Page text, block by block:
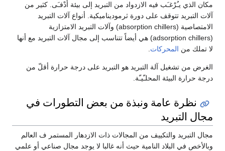
مكان الذي يـُرْغـَب فيه الازدواد من التبريد إلى بيئة أَدْفـَى. كثير من
آلات التبريد تتوقف على دورة ثرموديناميكية. أنواع آلات التبريد
الامتصاصية (absorption chillers) وآلات التبريد الامتزازية
(adsorption chillers) هي أيضاً تتناسب إلى مجال آلات التبريد مع أنها
لا تملك من المحركات.
الغرض من تشغيل آلة التبريد هو التبريد على درجة حرارة أقلّ من
درجة حرارة البيئة المحلـّيـّة.
نظرة عامة ونبذة من بعض التطورات في
مجال التبريد
مجال التبريد والتكييف من المجالات ذات الازدهار المستمر ف العالم
وبالأخص في البلاد النامية حيث أنه غالبا لا يوجد مجال صناعي أو علمي